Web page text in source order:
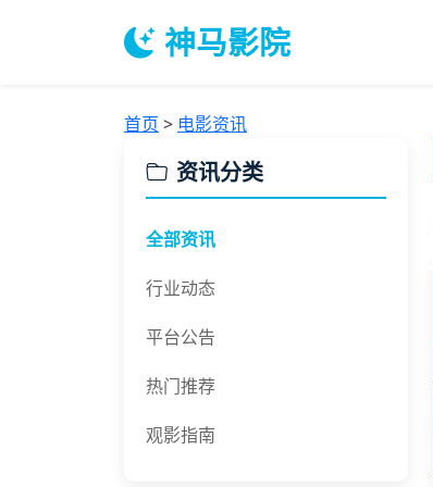
神马影院
首页 > 电影资讯
资讯分类
全部资讯
行业动态
平台公告
热门推荐
观影指南